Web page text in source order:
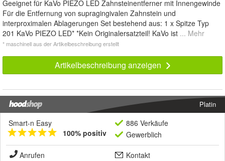
Geeignet für KaVo PIEZO LED Zahnsteinentferner mit Innengewinde
Für die Entfernung von supragingivalen Zahnstein und
interproximalen Ablagerungen Set bestehend aus: 1 x Spitze Typ
201 KaVo PIEZO LED* *Kein Originalersatzteil! KaVo ist ... Mehr
* maschinell aus der Artikelbeschreibung erstellt
Artikelbeschreibung anzeigen
Platin
Smart-n Easy
100% positiv
886 Verkäufe
Gewerblich
Anrufen
Kontakt